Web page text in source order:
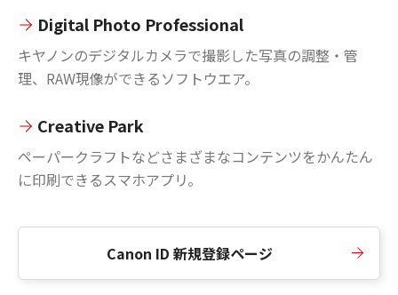
Digital Photo Professional
キヤノンのデジタルカメラで撮影した写真の調整・管
理、RAW現像ができるソフトウエア。
Creative Park
ペーパークラフトなどさまざまなコンテンツをかんたん
に印刷できるスマホアプリ。
Canon ID 新規登録ページ